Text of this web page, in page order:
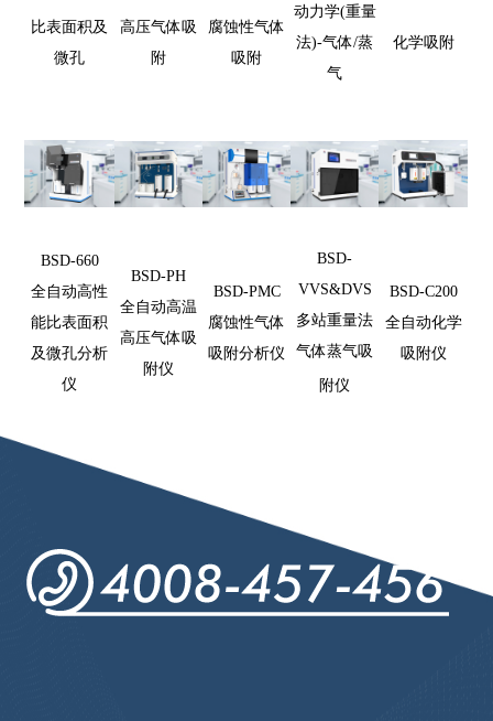
比表面积及
微孔
高压气体吸
附
腐蚀性气体
吸附
动力学(重量
法)-气体/蒸
气
化学吸 附
BSD-660
全自动高性
能比表面积
及微孔分析
仪
BSD-PH
全自动高温
高压气体吸
附仪
BSD-PMC
腐蚀性气体
吸附分析仪
BSD-
VVS&DVS
多站重量法
气体蒸气吸
附仪
BSD-C200
全自动化学
吸附仪